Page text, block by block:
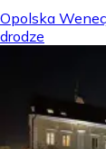
Opolska
drodze